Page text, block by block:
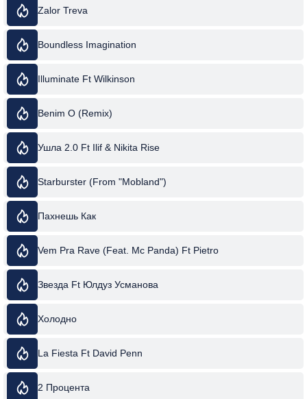
Zalor Treva
Boundless Imagination
Illuminate Ft Wilkinson
Benim O (Remix)
Ушла 2.0 Ft Ilif & Nikita Rise
Starburster (From "Mobland")
Пахнешь Как
Vem Pra Rave (Feat. Mc Panda) Ft Pietro
Звезда Ft Юлдуз Усманова
Холодно
La Fiesta Ft David Penn
2 Процента